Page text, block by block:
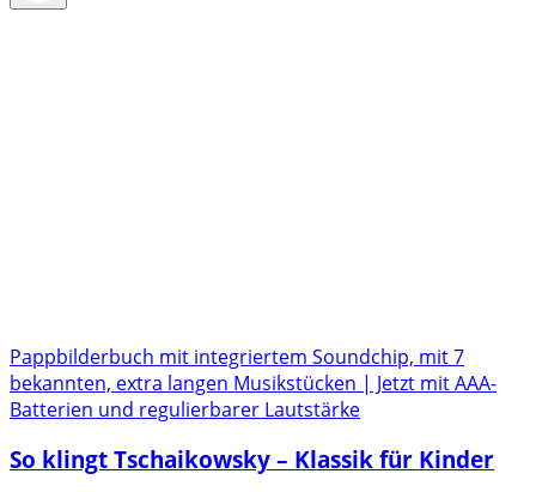
Pappbilderbuch mit integriertem Soundchip, mit 7
bekannten, extra langen Musikstücken | Jetzt mit AAA-
Batterien und regulierbarer Lautstärke
So klingt Tschaikowsky – Klassik für Kinder